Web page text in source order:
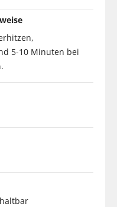
5-10 Minuten bei